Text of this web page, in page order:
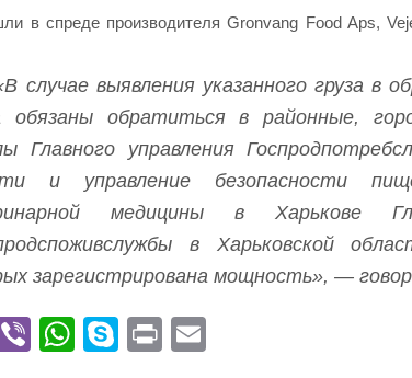
в спреде производителя Gronvang Food Aps,
случае выявления указанного груза в
обязаны обратиться в районные,
Главного управления
и управление безопасности
медицины в Харькове
в Харьковской
зарегистрирована мощность», —
Te Vi
W
S
Pr